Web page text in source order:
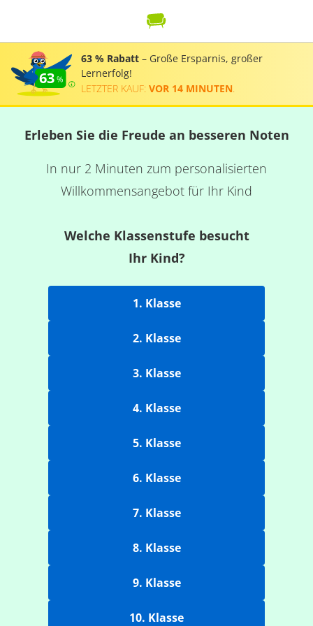
63
63 % Rabatt – Große Ersparnis, großer
Lernerfolg!
LETZTER KAUF: VOR 14 MINUTEN
Erleben Sie die Freude an besseren Noten
In nur 2 Minuten zum personalisierten
Willkommensangebot für Ihr Kind
Welche Klassenstufe besucht
Ihr Kind?
1. Klasse
2. Klasse
3. Klasse
4. Klasse
5. Klasse
6. Klasse
7. Klasse
8. Klasse
9. Klasse
10. Klasse